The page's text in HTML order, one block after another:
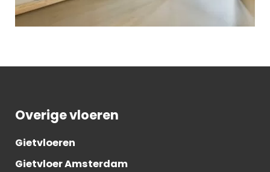
Overige vloeren
Gietvloeren
Gietvloer Amsterdam